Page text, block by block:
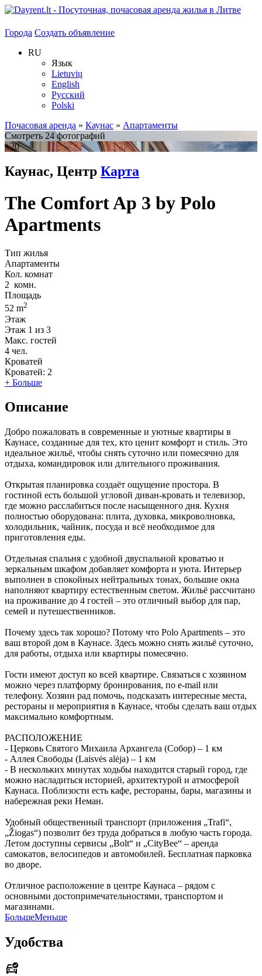
Города Создать объявление
RU
Язык
Lietuvių
English
Русский
Polski
Почасовая аренда » Каунас » Апартаменты
Смотреть 24 фотографий
+20
Каунас, Центр Карта
The Comfort Ap 3 by Polo
Apartments
Тип жилья
Апартаменты
Кол. комнат
2 комн.
Площадь
52 m2
Этаж
Этаж 1 из 3
Макс. гостей
4 чел.
Кроватей
Кроватей: 2
+ Больше
Описание
Добро пожаловать в современные и уютные квартиры в
Каунасе, созданные для тех, кто ценит комфорт и стиль. Это
идеальное жильё, чтобы снять суточно или помeсячно для
отдыха, командировок или длительного проживания.
Открытая планировка создаёт ощущение простора. В
гостиной есть большой угловой диван-кровать и телевизор,
где можно расслабиться после насыщенного дня. Кухня
полностью оборудована: плита, духовка, микроволновка,
холодильник, чайник, посуда и всё необходимое для
приготовления еды.
Отдельная спальня с удобной двуспальной кроватью и
зеркальным шкафом добавляет комфорта и уюта. Интерьер
выполнен в спокойных нейтральных тонах, большие окна
наполняют квартиру естественным светом. Жильё рассчитано
на проживание до 4 гостей – это отличный выбор для пар,
семей и путешественников.
Почему здесь так хорошо? Потому что Polo Apartments – это
ваш второй дом в Каунасе. Здесь можно снять жильё суточно,
для работы, отдыха или квартиры помесячно.
Гости имеют доступ ко всей квартире. Связаться с хозяином
можно через платформу бронирования, по e-mail или
телефону. Хозяин рад помочь, подсказать интересные места,
рестораны и мероприятия в Каунасе, чтобы сделать ваш отдых
максимально комфортным.
РАСПОЛОЖЕНИЕ
- Церковь Святого Михаила Архангела (Собор) – 1 км
- Аллея Свободы (Laisvės alėja) – 1 км
- В нескольких минутах ходьбы находится старый город, где
можно насладиться историей, архитектурой и атмосферой
Каунаса. Поблизости есть кафе, рестораны, бары, магазины и
набережная реки Неман.
Удобный общественный транспорт (приложения „Trafi“,
„Žiogas“) позволит без труда добраться в любую часть города.
Летом доступны сервисы „Bolt“ и „CityBee“ – аренда
самокатов, велосипедов и автомобилей. Бесплатная парковка
во дворе.
Отличное расположение в центре Каунаса – рядом с
основными достопримечательностями, транспортом и
магазинами.
БольшеМеньше
Удобства